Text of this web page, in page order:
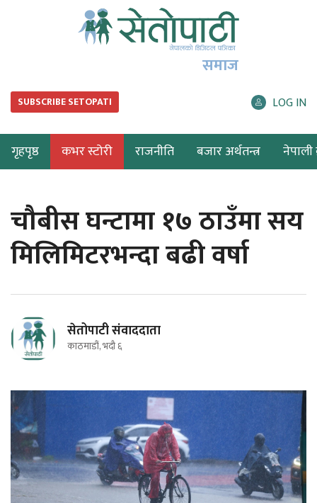
समाज
SUBSCRIBE SETOPATI LOG IN
गृहपृष्ठ कभर स्टोरी राजनीति बजार अर्थतन्त्र नेपाली
चौबीस घन्टामा १७ ठाउँमा सय
मिलिमिटरभन्दा बढी वर्षा
सेतोपाटी संवाददाता
काठमाडौं, भदौ ६